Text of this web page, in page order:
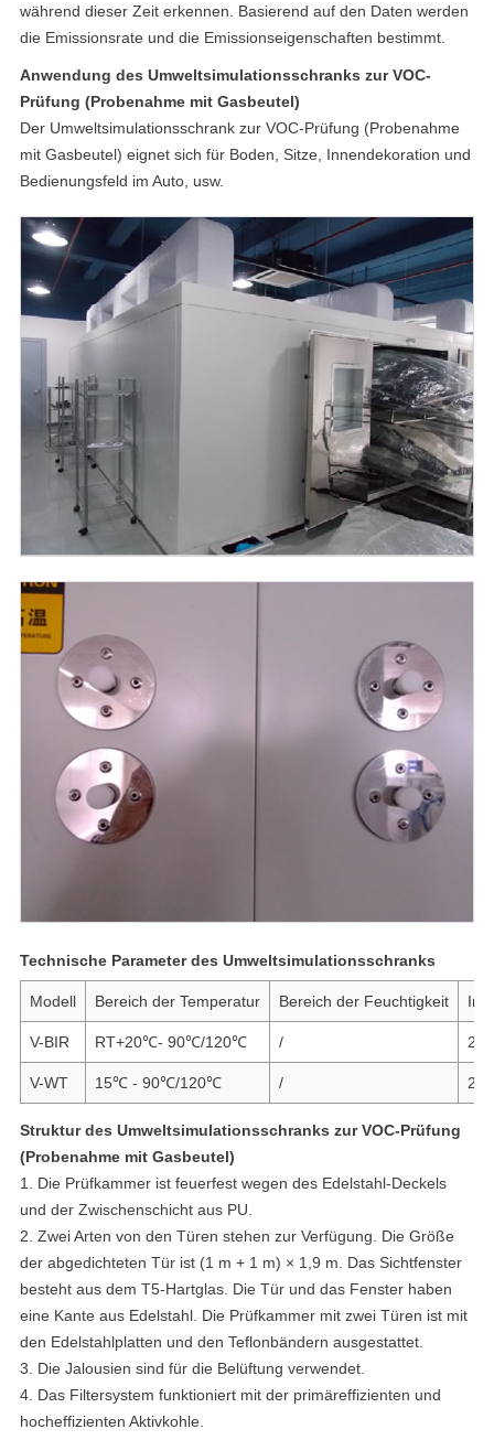
während dieser Zeit erkennen. Basierend auf den Daten werden
die Emissionsrate und die Emissionseigenschaften bestimmt.
Anwendung des Umweltsimulationsschranks zur VOC-
Prüfung (Probenahme mit Gasbeutel)
Der Umweltsimulationsschrank zur VOC-Prüfung (Probenahme
mit Gasbeutel) eignet sich für Boden, Sitze, Innendekoration und
Bedienungsfeld im Auto, usw.
Technische Parameter des Umweltsimulationsschranks
Modell Bereich der Temperatur Bereich der Feuchtigkeit
V-BIR RT+20℃- 90℃/120℃ / 24,
V-WT 15℃ - 90℃/120℃ / 21,
Struktur des Umweltsimulationsschranks zur VOC-Prüfung
(Probenahme mit Gasbeutel)
1. Die Prüfkammer ist feuerfest wegen des Edelstahl-Deckels
und der Zwischenschicht aus PU.
2. Zwei Arten von den Türen stehen zur Verfügung. Die Größe
der abgedichteten Tür ist (1 m + 1 m) × 1,9 m. Das Sichtfenster
besteht aus dem T5-Hartglas. Die Tür und das Fenster haben
eine Kante aus Edelstahl. Die Prüfkammer mit zwei Türen ist mit
den Edelstahlplatten und den Teflonbändern ausgestattet.
3. Die Jalousien sind für die Belüftung verwendet.
4. Das Filtersystem funktioniert mit der primäreffizienten und
hocheffizienten Aktivkohle.